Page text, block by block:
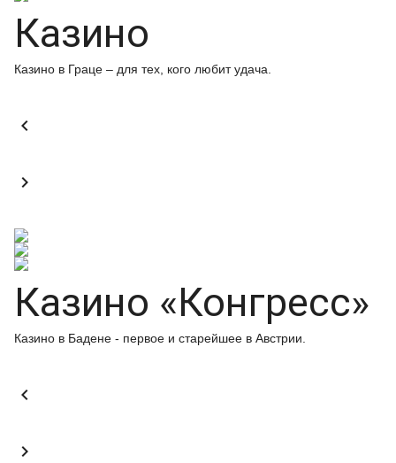
Казино
Казино в Граце – для тех, кого любит удача.


Казино «Конгресс»
Казино в Бадене - первое и старейшее в Австрии.

